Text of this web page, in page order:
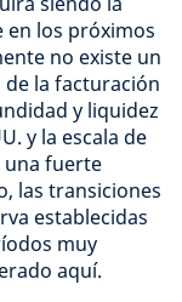
en los próximos
no existe un
la facturación
y liquidez
y la escala de
una fuerte
las transiciones
establecidas
muy
aquí.